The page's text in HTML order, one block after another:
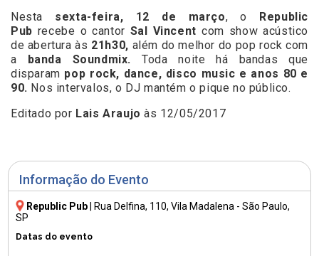
Informação do Evento
Republic Pub Rua Delfina, 110, Vila Madalena - São Paulo,
SP
Datas do evento
Nesta sexta-feira, 12 de março, o
Republic
Pub recebe o cantor Sal Vincent com show acústico
de abertura às 21h30, além do melhor do pop rock com
a
banda Soundmix. Toda noite há bandas que
disparam pop rock, dance, disco music e anos 80 e
90. Nos intervalos, o DJ mantém o pique no público.
Editado por Lais Araujo às 12/05/2017